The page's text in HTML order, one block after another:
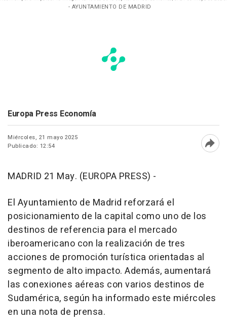
- AYUNTAMIENTO DE MADRID
Europa Press Economía
Miércoles, 21 mayo 2025
Publicado: 12:54
MADRID 21 May. (EUROPA PRESS) -
El Ayuntamiento de Madrid reforzará el
posicionamiento de la capital como uno de los
destinos de referencia para el mercado
iberoamericano con la realización de tres
acciones de promoción turística orientadas al
segmento de alto impacto. Además, aumentará
las conexiones aéreas con varios destinos de
Sudamérica, según ha informado este miércoles
en una nota de prensa.